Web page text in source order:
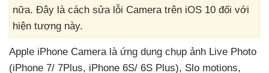
nữa. Đây là cách sửa lỗi Camera trên iOS 10 đối với
hiện tượng này.
Apple iPhone Camera là ứng dụng chụp ảnh Live Photo
(iPhone 7/ 7Plus, iPhone 6S/ 6S Plus), Slo motions,